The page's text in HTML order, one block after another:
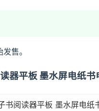
售。
器平板 墨水屏电纸
书阅读器平板 墨水屏电